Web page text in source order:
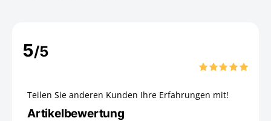
5/5
Teilen Sie anderen Kunden Ihre Erfahrungen mit!
Artikelbewertung